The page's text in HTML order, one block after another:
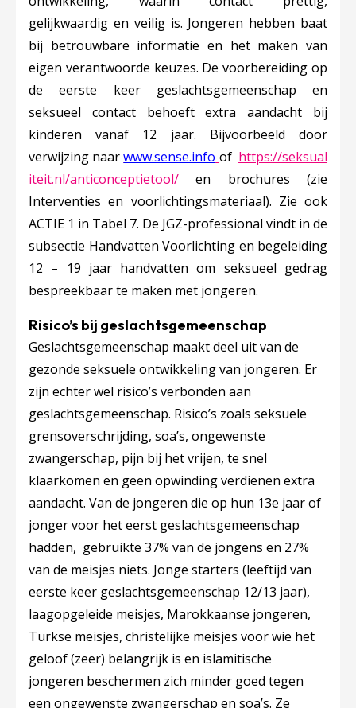
gelijkwaardig en veilig is. Jongeren hebben baat
bij betrouwbare informatie en het maken van
eigen verantwoorde keuzes. De voorbereiding op
de eerste keer geslachtsgemeenschap en
seksueel contact behoeft extra aandacht bij
kinderen vanaf 12 jaar. Bijvoorbeeld door
verwijzing naarwww.sense.info Deze linkt opent in
of https://seksual
iteit.nl/anticonceptietool/Deze linkt opent in een
en brochures (zie
Interventies en voorlichtingsmateriaal). Zie ook
ACTIE 1 in Tabel 7. De JGZ-professional vindt in de
subsectie Handvatten Voorlichting en begeleiding
12 – 19 jaar handvatten om seksueel gedrag
bespreekbaar te maken met jongeren.
Risico’s bij geslachtsgemeenschap
Geslachtsgemeenschap maakt deel uit van de
gezonde seksuele ontwikkeling van jongeren. Er
zijn echter wel risico’s verbonden aan
geslachtsgemeenschap. Risico’s zoals seksuele
grensoverschrijding, soa’s, ongewenste
zwangerschap, pijn bij het vrijen, te snel
klaarkomen en geen opwinding verdienen extra
aandacht. Van de jongeren die op hun 13e jaar of
jonger voor het eerst geslachtsgemeenschap
hadden, gebruikte 37% van de jongens en 27%
van de meisjes niets. Jonge starters (leeftijd van
eerste keer geslachtsgemeenschap 12/13 jaar),
laagopgeleide meisjes, Marokkaanse jongeren,
Turkse meisjes, christelijke meisjes voor wie het
geloof (zeer) belangrijk is en islamitische
jongeren beschermen zich minder goed tegen
een ongewenste zwangerschap en soa’s. Ze